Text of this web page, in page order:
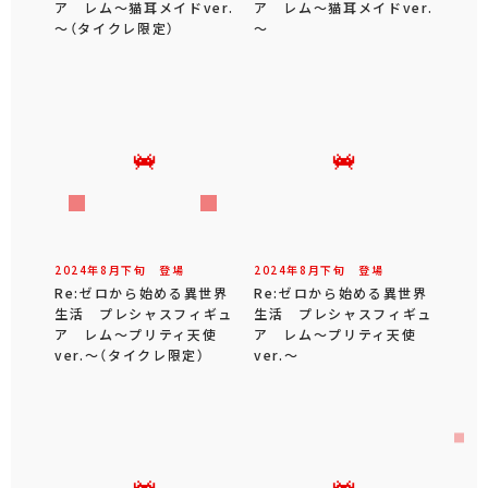
ア レム～猫耳メイドver.
～（タイクレ限定）
ア レム～猫耳メイドver.
～
2024年8 月下旬 登場
Re:ゼロから始める異世界
生活 プレシャスフィギュ
ア レム～プリティ天使
ver.～（タイクレ限定）
2024年8 月下旬 登場
Re:ゼロから始める異世界
生活 プレシャスフィギュ
ア レム～プリティ天使
ver.～